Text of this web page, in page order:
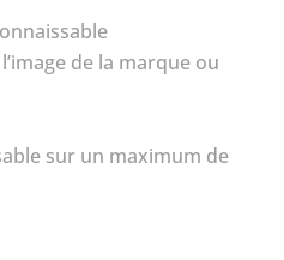
de la marque ou
sur un maximum de